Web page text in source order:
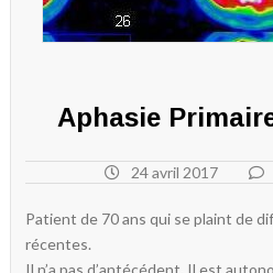
Aphasie
24 avril 2017
Patient de 70 ans qui se plaint de
récentes.